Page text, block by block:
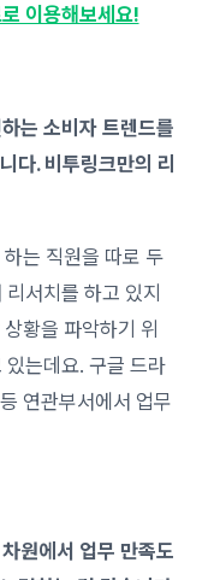
이용해보세요!
는 소비자 트렌드를
다. 비투링크만의 리
하는 직원을 따로 두
서치를 하고 있지
황을 파악하기 위
는데요. 구글 드라
연관부서에서 업무
원에서 업무 만족도